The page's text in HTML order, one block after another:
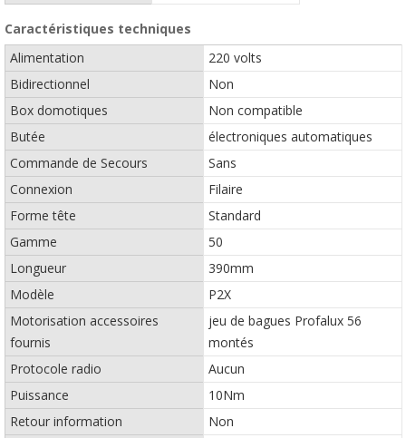
Caractéristiques techniques
Alimentation
220 volts
Bidirectionnel
Non
Box domotiques
Non compatible
Butée
électroniques automatiques
Commande de Secours
Sans
Connexion
Filaire
Forme tête
Standard
Gamme
50
Longueur
390mm
Modèle
P2X
Motorisation accessoires
fournis
jeu de bagues Profalux 56
montés
Protocole radio
Aucun
Puissance
10Nm
Retour information
Non